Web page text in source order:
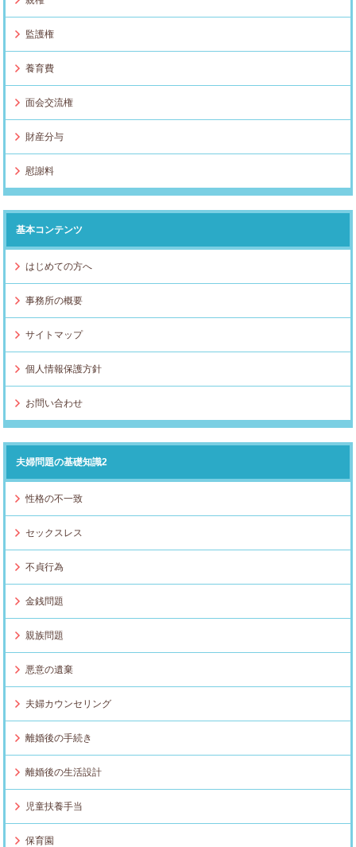
監護権
養育費
面会交流権
財産分与
慰謝料
基本コンテンツ
はじめての方へ
事務所の概要
サイトマップ
個人情報保護方針
お問い合わせ
夫婦問題の基礎知識2
性格の不一致
セックスレス
不貞行為
金銭問題
親族問題
悪意の遺棄
夫婦カウンセリング
離婚後の手続き
離婚後の生活設計
児童扶養手当
保育園